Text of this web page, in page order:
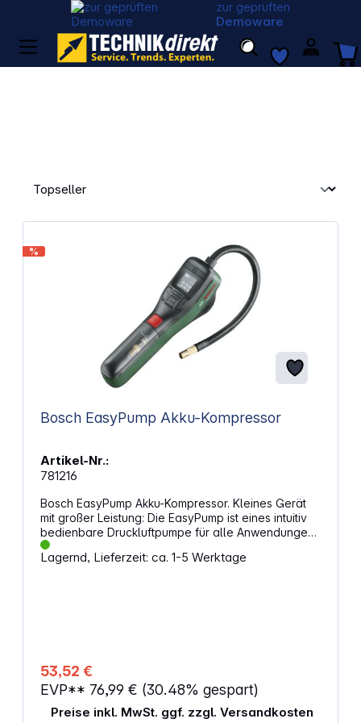
zur geprüften
Demoware
%
Bosch EasyPump Akku-Kompressor
Artikel-Nr.:
781216
Bosch EasyPump Akku-Kompressor. Kleines Gerät
mit großer Leistung: Die EasyPump ist eines intuitiv
bedienbare Druckluftpumpe für alle Anwendungen
bis 10,3 bar. Die Echtzeitmessung und die
Vorwahlfunktion sorgen für Komfort und genaue
sind. Sie kann alle Reifenarten (z. B. vom Auto oder
Fahrrad), Bälle (z. B. Fußbälle) und sogar kleine
Wassersportartikel aufpumpen. Noch nie war
Aufpumpen so einfach. Eigenschaften: Alle
Lagernd, Lieferzeit: ca. 1-5 Werktage
53,52 €
EVP** 76,99 € (30.48% gespart)
Preise inkl. MwSt. ggf. zzgl. Versandkosten